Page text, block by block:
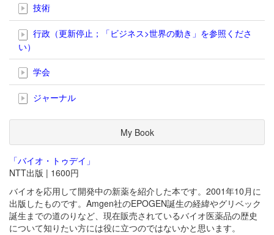
技術
行政（更新停止；「ビジネス>世界の動き」を参照くださ
い）
学会
ジャーナル
My Book
「バイオ・トゥデイ」
NTT出版 | 1600円
バイオを応用して開発中の新薬を紹介した本です。2001年10月に
出版したものです。Amgen社のEPOGEN誕生の経緯やグリベック
誕生までの道のりなど、現在販売されているバイオ医薬品の歴史
について知りたい方には役に立つのではないかと思います。